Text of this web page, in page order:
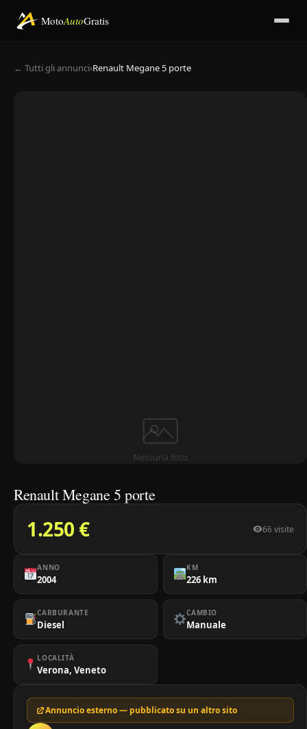
MotoAutoGratis
← Tutti gli annunci›Renault Megane 5 porte
Nessuna foto
Renault Megane 5 porte
1.250 € 66 visite
ANNO
2004
KM
226 km
CARBURANTE
Diesel
CAMBIO
Manuale
LOCALITÀ
Verona, Veneto
Annuncio esterno — pubblicato su un altro sito